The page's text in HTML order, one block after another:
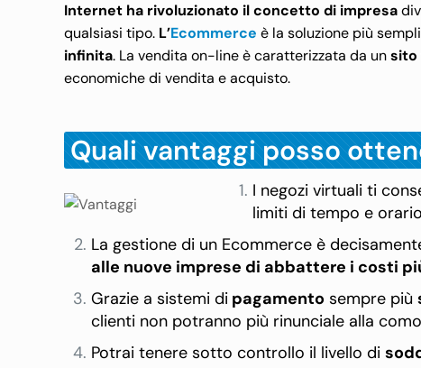
Internet ha rivoluzionato il concetto di impresa
qualsiasi tipo. L’Ecommerce è la soluzione più
infinita. La vendita on-line è caratterizzata da unsito
economiche di vendita e acquisto.
Quali vantaggi posso
I negozi virtuali ti
limiti di tempo e
La gestione di un Ecommerce è
alle nuove imprese di abbattere i costi
Grazie a sistemi di pagamento sempre più
clienti non potranno più rinunciale alla
Potrai tenere sotto controllo il livello di